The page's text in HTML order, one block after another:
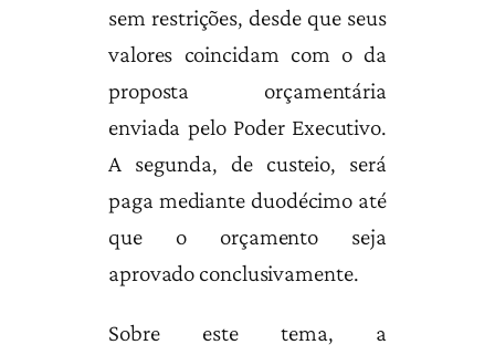
sem restrições, desde que seus
valores coincidam com o da
proposta orçamentária
enviada pelo Poder Executivo.
A segunda, de custeio, será
paga mediante duodécimo até
que o orçamento seja
aprovado conclusivamente.
Sobre este tema, a